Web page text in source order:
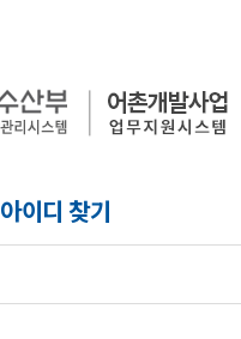
아이디 찾기